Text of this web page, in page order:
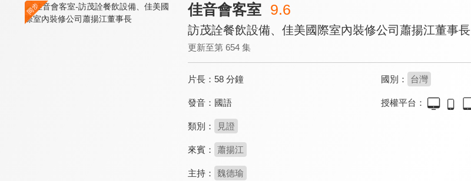
佳音會客室 9.6
訪茂詮餐飲設備、佳美國際室內裝修公司蕭揚江董事長
更新至第 654 集
片長： 58 分鐘 國別： 台灣
發音： 國語 授權平台：
類別： 見證
來賓： 蕭揚江
主持： 魏德瑜